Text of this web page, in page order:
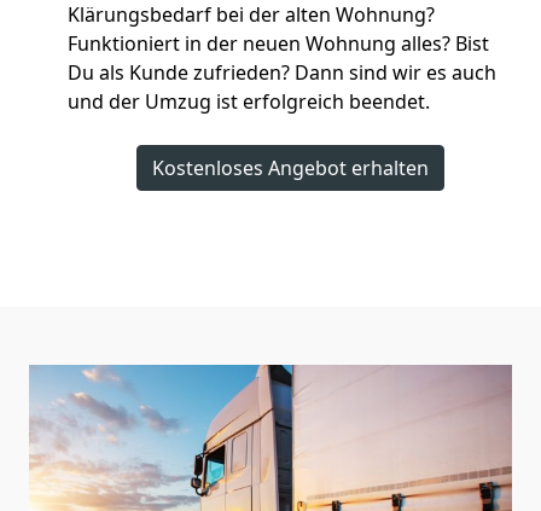
Klärungsbedarf bei der alten Wohnung?
Funktioniert in der neuen Wohnung alles? Bist
Du als Kunde zufrieden? Dann sind wir es auch
und der Umzug ist erfolgreich beendet.
Kostenloses Angebot erhalten